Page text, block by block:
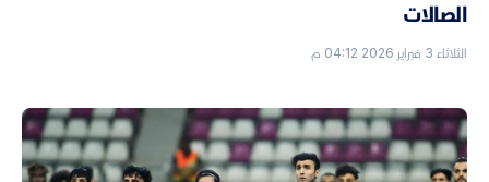
الصالات
الثلاثاء 3 فبراير 2026 04:12 م